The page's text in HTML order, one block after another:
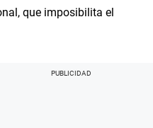
que imposibilita el